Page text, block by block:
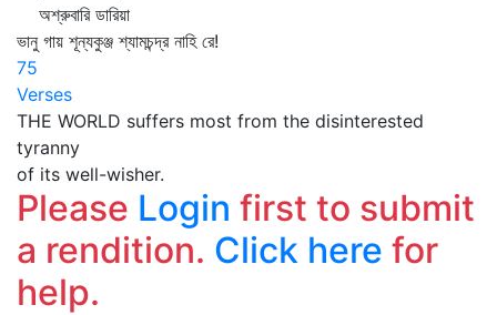
অশ্রুবারি ডারিয়া
ভানু গায় শূন্যকুঞ্জ শ্যামচন্দ্র নাহি রে!
75
Verses
THE WORLD suffers most from the disinterested
tyranny
of its well-wisher.
Please Login first to submit
a rendition. Click here for
help.